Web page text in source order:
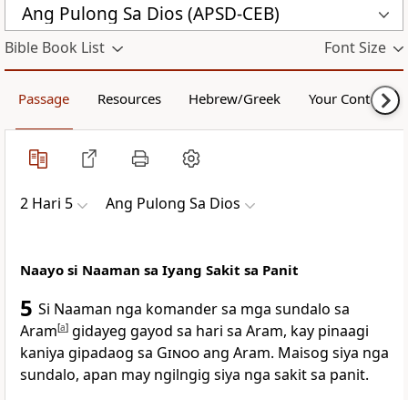
Ang Pulong Sa Dios (APSD-CEB)
Bible Book List Font Size
Passage Resources Hebrew/Greek Your Content
2 Hari 5 Ang Pulong Sa Dios
Naayo si Naaman sa Iyang Sakit sa Panit
5 Si Naaman nga komander sa mga sundalo sa
Aram[a] gidayeg gayod sa hari sa Aram, kay pinaagi
kaniya gipadaog sa Ginooang Aram. Maisog siya nga
sundalo, apan may ngilngig siya nga sakit sa panit.